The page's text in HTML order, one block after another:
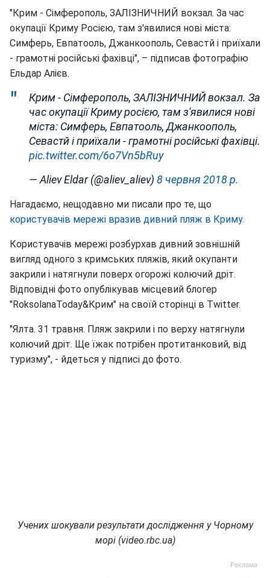
"Крим - Сімферополь, ЗАЛІЗНИЧНИЙ вокзал. За час
окупації Криму Росією, там з'явилися нові міста:
Симферь, Евпатооль, Джанкоополь, Севастй і приїхали
- грамотні російські фахівці", – підписав фотографію
Ельдар Алієв.
Крим - Сімферополь, ЗАЛІЗНИЧНИЙ вокзал. За
час окупації Криму росією, там з'явилися нові
міста: Симферь, Евпатооль, Джанкоополь,
Севастй і приїхали - грамотні російські фахівці.
pic.twitter.com/6o7Vn5bRuy
— Aliev Eldar (@aliev_aliev) 8 червня 2018 р.
Нагадаємо, нещодавно ми писали про те, що
користувачів мережі вразив дивний пляж в Криму.
Користувачів мережі розбурхав дивний зовнішній
вигляд одного з кримських пляжів, який окупанти
закрили і натягнули поверх огорожі колючий дріт.
Відповідні фото опублікував місцевий блогер
"RoksolanaToday&Крим" на своїй сторінці в Twitter.
"Ялта. 31 травня. Пляж закрили і по верху натягнули
колючий дріт. Ще їжак потрібен протитанковий, від
туризму", - йдеться у підписі до фото.
Учених шокували результати дослідження у Чорному
морі (video.rbc.ua)